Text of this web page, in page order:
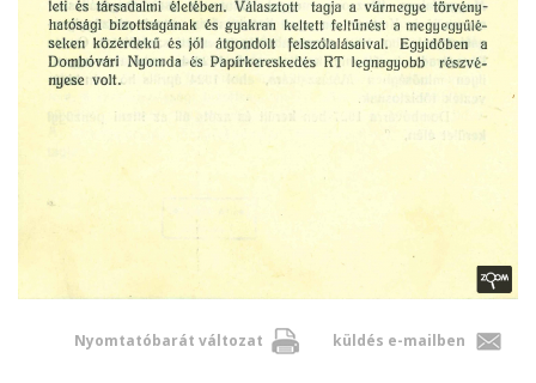
Nyomtatóbarát változat küldés e-mailben